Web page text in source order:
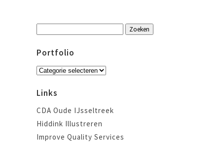
naar:
Portfolio
Portfolio
Links
CDA Oude IJsseltreek
Hiddink Illustreren
Improve Quality Services